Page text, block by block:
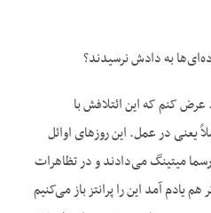
کنم که این ائتلافش با
یعنی در عمل. این روزهای اوائل
میتینگ می‌دادند و در تظاهرات
یادم آمد این را پرانتز باز می‌کنیم